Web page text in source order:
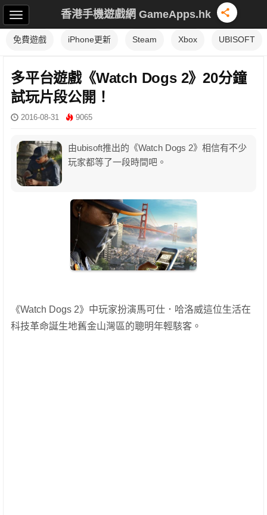
香港手機遊戲網 GameApps.hk
免費遊戲 iPhone更新 Steam Xbox UBISOFT
多平台遊戲《Watch Dogs 2》20分鐘
試玩片段公開！
2016-08-31 9065
由ubisoft推出的《Watch Dogs 2》相信有不少
玩家都等了一段時間吧。
《Watch Dogs 2》中玩家扮演馬可仕．哈洛威這位生活在
科技革命誕生地舊金山灣區的聰明年輕駭客。